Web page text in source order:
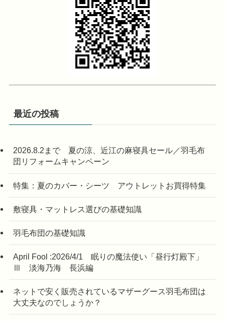
最近の投稿
2026.8.2まで 夏の涼、近江の麻寝具セール／羽毛布
団リフォームキャンペーン
特集：夏のカバー・シーツ アウトレットお買得特集
敷寝具・マットレス選びの基礎知識
羽毛布団の基礎知識
April Fool :2026/4/1 眠りの魔法使い「昼行灯殿下」
Ⅲ 淡海乃海 長浜編
ネットで安く販売されているマザーグース羽毛布団は
大丈夫なのでしょうか？